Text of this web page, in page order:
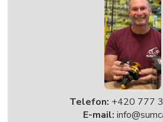
Telefon: +420 777
E-mail: